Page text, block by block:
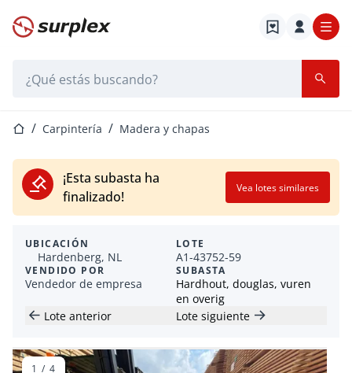
Página de inicio
Página de inicio
Carpintería Madera y chapas
¡Esta subasta ha
finalizado!
Vea lotes similares
UBICACIÓN
Hardenberg, NL
VENDIDO POR
Vendedor de empresa
LOTE
A1-43752-59
SUBASTA
Hardhout, douglas, vuren
en overig
Lote anterior
Lote siguiente
1 / 4